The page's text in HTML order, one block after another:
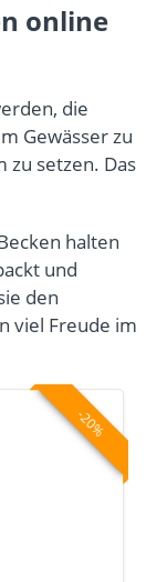
online
die
Gewässer zu
zu setzen. Das
halten
und
den
viel Freude im
-20%